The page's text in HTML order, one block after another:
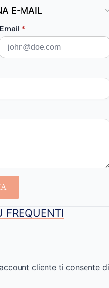
E-MAIL
Email *
FREQUENTI
cliente ti consente di